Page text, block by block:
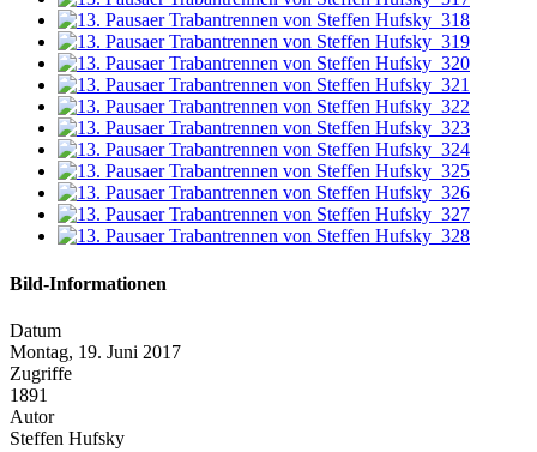
Bild-Informationen
Datum
Montag, 19. Juni 2017
Zugriffe
1891
Autor
Steffen Hufsky